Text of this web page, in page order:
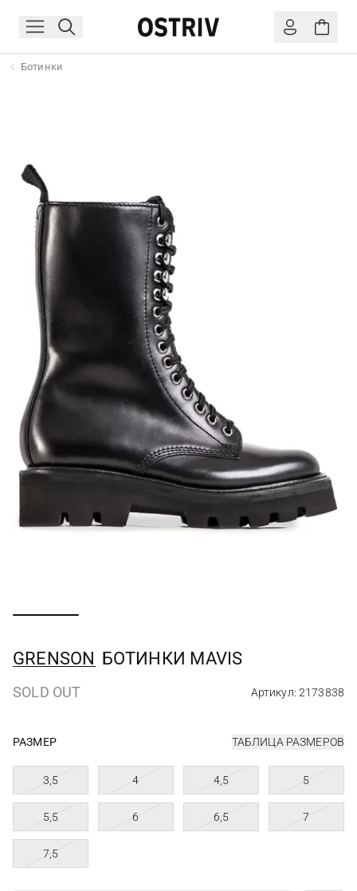
Ботинки
GRENSON БОТИНКИ MAVIS
SOLD OUT Артикул: 2173838
РАЗМЕР ТАБЛИЦА РАЗМЕРОВ
3,5 4 4,5 5
5,5 6 6,5 7
7,5